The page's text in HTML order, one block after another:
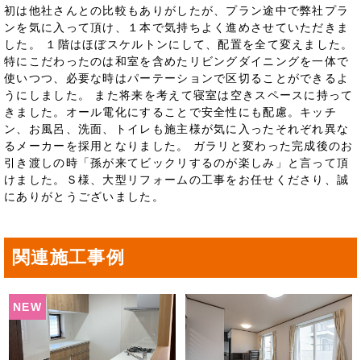
初は他社さんとの比較もありがしたが、プラン途中で弊社プラ
ンを気に入って頂け、１本で気持ちよく進めさせていただきま
した。 １階はほぼスケルトンにして、配置を全て変えました。
特にこだわったのは和室を含めたリビングダイニングを一体で
使いつつ、必要な時はパーテーションで区切ることができるよ
うにしました。 また将来を考えて寝室は空きスペースに持って
きました。オール電化にすることで安全性にも配慮。キッチ
ン、お風呂、洗面、トイレも施主様が気に入ったそれぞれ異な
るメーカーを採用となりました。 ガラリと変わった完成後のお
引き渡しの時「孫が来てビックリするのが楽しみ」と言って頂
けました。Ｓ様、大型リフォームの工事をお任せくださり、誠
にありがとうございました。
関連施工事例
NEW